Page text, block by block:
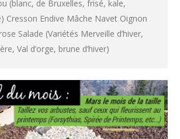
(blanc, de Bruxelles, frisé, kale,
Cresson Endive Mâche Navet Oignon
Salade (Variétés Merveille d’hiver,
Val d’orge, brune d’hiver)